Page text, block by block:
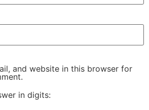
and website in this browser for
in digits: